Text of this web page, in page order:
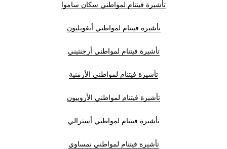
تأشيرة فيتنام لمواطني سكان ساموا
تأشيرة فيتنام لمواطني أنغويليون
تأشيرة فيتنام لمواطني أرجنتيني
تأشيرة فيتنام لمواطني الأرمنية
تأشيرة فيتنام لمواطني الأروبيون
تأشيرة فيتنام لمواطني أسترالي
تأشيرة فيتنام لمواطني نمساوي